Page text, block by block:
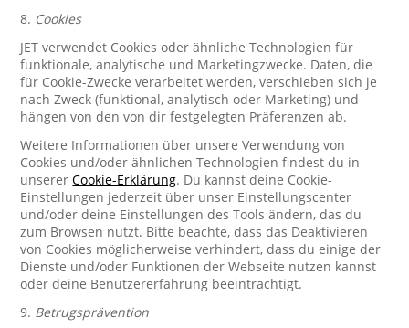
8. Cookies
JET verwendet Cookies oder ähnliche Technologien für
funktionale, analytische und Marketingzwecke. Daten, die
für Cookie-Zwecke verarbeitet werden, verschieben sich je
nach Zweck (funktional, analytisch oder Marketing) und
hängen von den von dir festgelegten Präferenzen ab.
Weitere Informationen über unsere Verwendung von
Cookies und/oder ähnlichen Technologien findest du in
unsererCookie-Erklärung. Du kannst deine Cookie-
Einstellungen jederzeit über unser Einstellungscenter
und/oder deine Einstellungen des Tools ändern, das du
zum Browsen nutzt. Bitte beachte, dass das Deaktivieren
von Cookies möglicherweise verhindert, dass du einige der
Dienste und/oder Funktionen der Webseite nutzen kannst
oder deine Benutzererfahrung beeinträchtigt.
9. Betrugsprävention